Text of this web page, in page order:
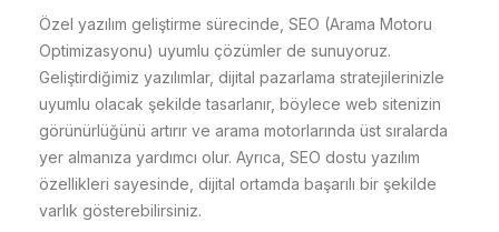
Özel yazılım geliştirme sürecinde, SEO (Arama Motoru
Optimizasyonu) uyumlu çözümler de sunuyoruz.
Geliştirdiğimiz yazılımlar, dijital pazarlama stratejilerinizle
uyumlu olacak şekilde tasarlanır, böylece web sitenizin
görünürlüğünü artırır ve arama motorlarında üst sıralarda
yer almanıza yardımcı olur. Ayrıca, SEO dostu yazılım
özellikleri sayesinde, dijital ortamda başarılı bir şekilde
varlık gösterebilirsiniz.